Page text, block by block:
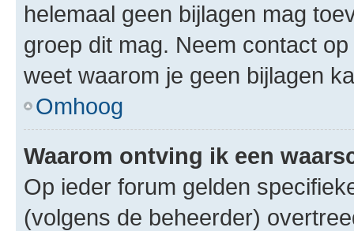
helemaal geen bijlagen mag
groep dit mag. Neem contact
weet waarom je geen bijlagen
Omhoog
Waarom ontving ik een
Op ieder forum gelden
(volgens de beheerder)